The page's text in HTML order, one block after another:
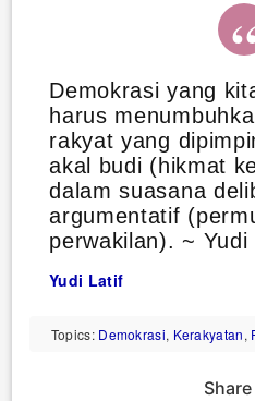
Demokrasi yang
harus
rakyat yang
akal budi (hikmat
dalam suasana
argumentatif
perwakilan). ~ Yudi
Yudi Latif
Topics: Demokrasi, Kerakyatan,